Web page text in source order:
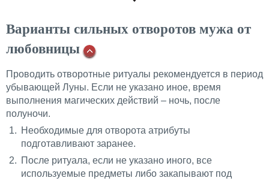
Варианты сильных отворотов мужа от
любовницы
Проводить отворотные ритуалы рекомендуется в период
убывающей Луны. Если не указано иное, время
выполнения магических действий – ночь, после
полуночи.
Необходимые для отворота атрибуты
подготавливают заранее.
После ритуала, если не указано иного, все
используемые предметы либо закапывают под